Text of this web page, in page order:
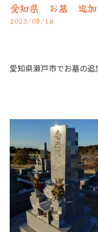
愛知県 お墓 追
2023/09/18
愛知県瀬戸市でお墓の追